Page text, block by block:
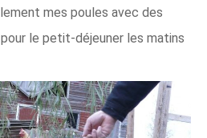
mes poules avec des
le petit-déjeuner les matins